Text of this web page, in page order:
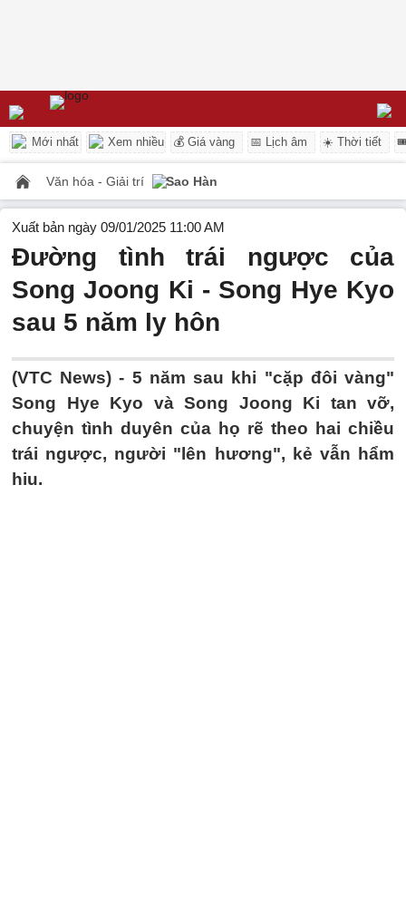
Mới nhất Xem nhiều 💰 Giá vàng 📅 Lịch âm ☀️ Thời tiết
Văn hóa - Giải trí Sao Hàn
Xuất bản ngày 09/01/2025 11:00 AM
Đường tình trái ngược của
Song Joong Ki - Song Hye Kyo
sau 5 năm ly hôn
(VTC News) - 5 năm sau khi "cặp đôi vàng"
Song Hye Kyo và Song Joong Ki tan vỡ,
chuyện tình duyên của họ rẽ theo hai chiều
trái ngược, người "lên hương", kẻ vẫn hẩm
hiu.